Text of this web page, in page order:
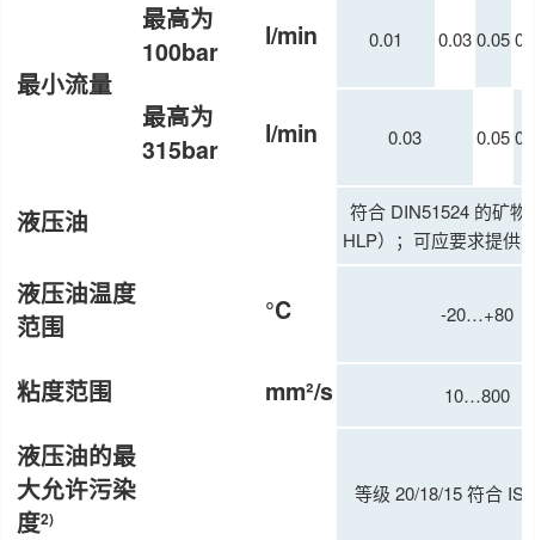
最小流量
最高为
100bar
l/min 0.01 0.030.05
最高为
315bar
l/min 0.03 0.05
液压油
符合 DIN51524 的矿物
HLP）；可应要求提供
液压油温度
范围
°C -20…+80
粘度范围 mm²/s 10…800
液压油的最
大允许污染
度2)
等级 20/18/15 符合